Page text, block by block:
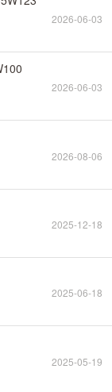
2026-06-03
2026-06-03
2026-08-06
2025-12-18
2025-06-18
2025-05-19